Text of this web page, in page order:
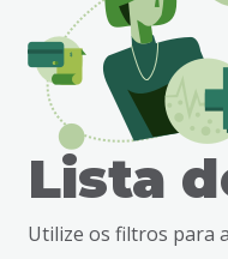
busca
Lista
Utilize os filtros para